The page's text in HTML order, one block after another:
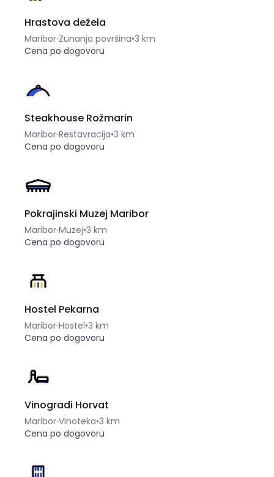
Hrastova dežela
Maribor Zunanja površina•3 km
Cena po dogovoru
Steakhouse Rožmarin
Maribor Restavracija•3 km
Cena po dogovoru
Pokrajinski Muzej Maribor
Maribor Muzej•3 km
Cena po dogovoru
Hostel Pekarna
Maribor Hostel•3 km
Cena po dogovoru
Vinogradi Horvat
Maribor Vinoteka•3 km
Cena po dogovoru